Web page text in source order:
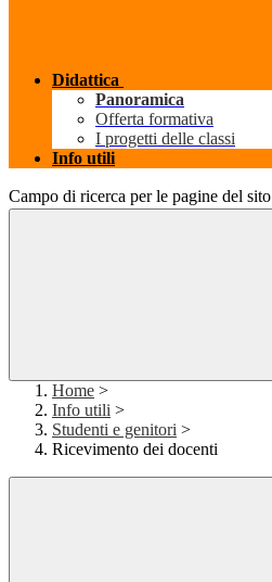
Didattica
Panoramica
Offerta formativa
I progetti delle classi
Info utili
Campo di ricerca per le pagine del sito
Home >
Info utili >
Studenti e genitori >
Ricevimento dei docenti